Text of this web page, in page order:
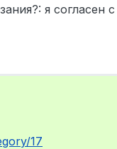
я согласен с
17